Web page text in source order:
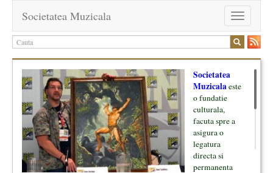
Toggle
navigation
Societatea Muzicala
Societatea
Muzicalaeste
o fundatie
culturala,
facuta spre a
asigura o
legatura
directa si
permanenta